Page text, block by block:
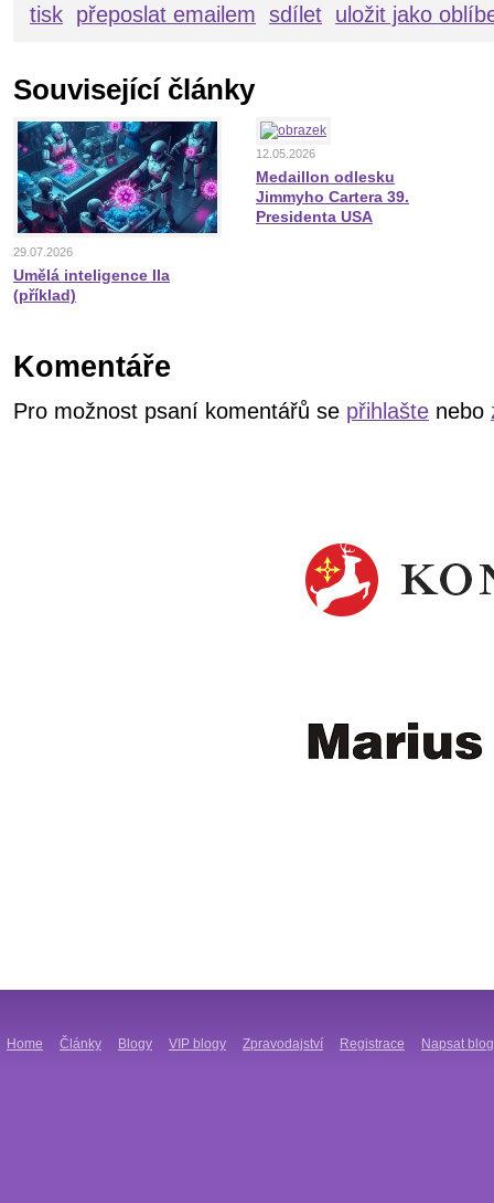
tisk přeposlat emailem sdílet uložit jako
Související články
29.07.2026
Umělá inteligence IIa
(příklad)
12.05.2026
Medaillon odlesku
Jimmyho Cartera 39.
Presidenta USA
Komentáře
Pro možnost psaní komentářů se přihlašte nebo
Home Články Blogy VIP blogy Zpravodajství Registrace Napsat blog